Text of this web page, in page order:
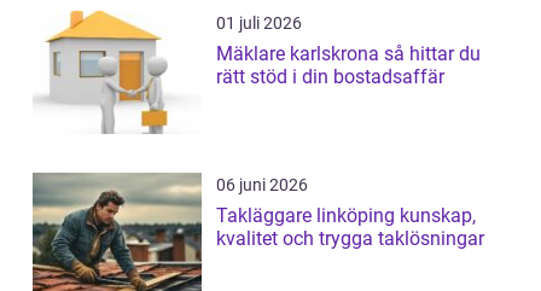
01 juli 2026
Mäklare karlskrona så hittar du
rätt stöd i din bostadsaffär
06 juni 2026
Takläggare linköping kunskap,
kvalitet och trygga taklösningar